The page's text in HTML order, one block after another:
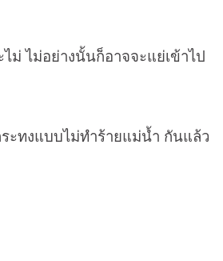
ม่ ไม่อย่างนั้นก็อาจจะแย่เข้าไป
ระทงแบบไม่ทำร้ายแม่น้ำ กันแล้ว